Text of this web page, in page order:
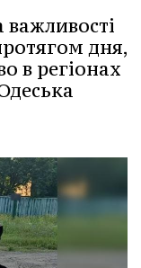
дня,
в регіонах